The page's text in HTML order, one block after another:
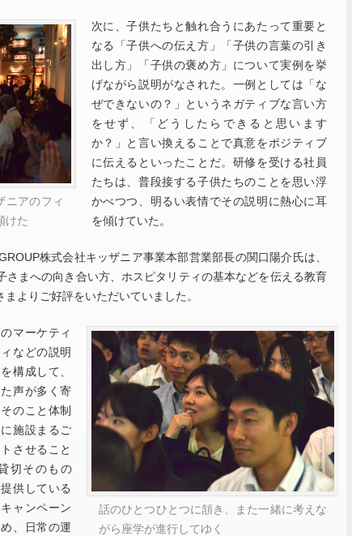
ニアのフィ
けた
次に、子供たちと触れ合うにあたって重要と
なる「子供への伝え方」「子供の言葉の引き
出し方」「子供の褒め方」について実例を挙
げながら説明がなされた。一例としては「な
ぜできないの？」というネガティブな言い方
をせず、「どうしたらできると思います
か？」と言い換えることで真意をポジティブ
に伝えるといったことだ。研修を受ける社員
たちは、普段接する子供たちのことを思い浮
かべつつ、明るい表情でその説明に熱心に耳
を傾けていた。
株式会社キッザニア事業本部営業部長の関口陽介氏は、
さまへの向き合い方、ホスピタリティの基本などを伝える教育
よりご好評をいただいていました。
話のひとつひとつに頷き、また一緒に考えな
がら座学が進行してゆく
マーケティ
などの説明
構成して、
声が多く寄
のこと体制
施設まるご
させること
切そのもの
供している
ャンペーン
、日常の運